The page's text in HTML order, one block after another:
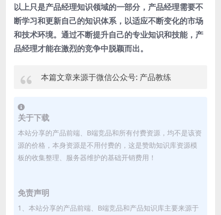
以上只是产品经理知识领域的一部分，产品经理需要不
断学习和更新自己的知识体系，以适应不断变化的市场
和技术环境。通过不断提升自己的专业知识和技能，产
品经理才能在激烈的竞争中脱颖而出。
本篇文章来源于微信公众号: 产品教练
关于下载
本站分享的产品前端、B端竞品和所有付费资源，均不是该资
源的价格，本身资源是不用付费的，这是赞助知识库资源模
板的收集整理、服务器维护的基础开销费用！
免责声明
1、本站分享的产品前端、B端竞品和产品知识库主要来源于